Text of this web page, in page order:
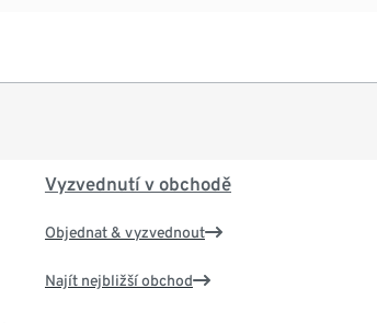
Vyzvednutí v obchodě
Objednat & vyzvednout
Najít nejbližší obchod